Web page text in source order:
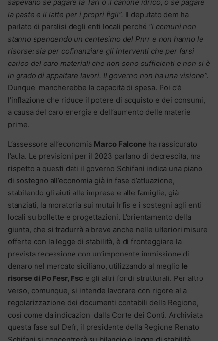
sapevano se pagare la Tari o il canone idrico, o se pagare
la paste e il latte per i propri figli”. Il deputato dem ha
parlato di paralisi degli enti locali perché “i comuni non
stanno spendendo un centesimo del Pnrr e non hanno le
risorse: sia per cofinanziare gli interventi che per farsi
carico del caro materiali che non sono sufficienti e non si è
in grado di appaltare lavori. Il governo non ha una visione”.
Dunque, mancherebbe la capacità di spesa. Poi c’è
l’inflazione che riduce il potere di acquisto e dei consumi,
a causa del caro energia e dell’aumento delle materie
prime.
L’assessore all’economia Marco Falcone ha rassicurato
l’aula. Le previsioni per il 2023 parlano di decrescita, ma
rispetto a questi dati il governo Schifani indica una piano
di sostegno all’economia già in fase d’attuazione,
stabilendo gli aiuti alle imprese e alle famiglie, già
stanziati, la moratoria sui mutui Irfis e i sostegni agli enti
locali su bollette e progettazioni. L’orientamento della
giunta, che si tradurrà a breve anche nelle ulteriori misure
offerte con la legge di stabilità, è di fronteggiare la
prevista recessione con un’imponente immissione di
denaro nel mercato siciliano, utilizzando al meglio le
risorse di Po Fesr, Fsc e gli altri fondi strutturali. Per altro
verso, comunque, si intende lavorare con rigore alla
regolarizzazione dei documenti contabili della Regione,
così come da indicazioni dalla Corte dei Conti. Archiviata
questa fase sul Defr, il presidente della Regione Renato